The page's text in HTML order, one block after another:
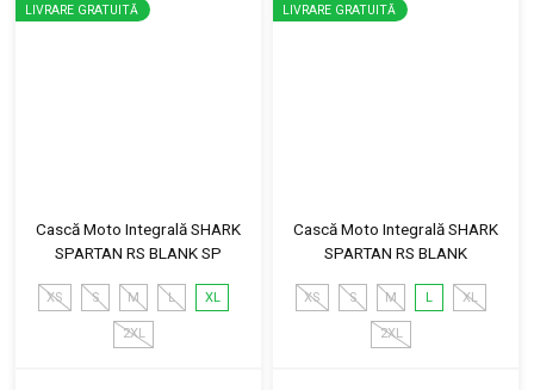
LIVRARE GRATUITĂ
Cască Moto Integrală SHARK
SPARTAN RS BLANK SP
XS S M L XL
2XL
LIVRARE GRATUITĂ
Cască Moto Integrală SHARK
SPARTAN RS BLANK
XS S M L XL
2XL